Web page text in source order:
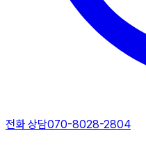
전화 상담070-8028-2804